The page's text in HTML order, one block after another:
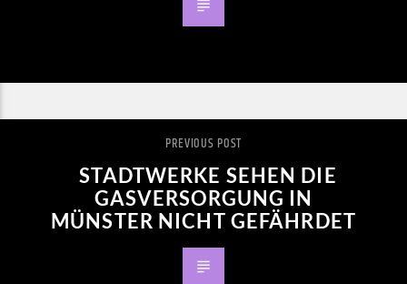
PREVIOUS POST
STADTWERKE SEHEN DIE
GASVERSORGUNG IN
MÜNSTER NICHT GEFÄHRDET